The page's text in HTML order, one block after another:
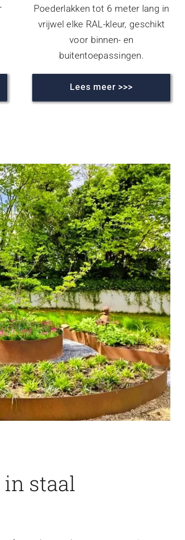
Poederlakken tot 6 meter lang in
vrijwel elke RAL-kleur, geschikt
voor binnen- en
buitentoepassingen.
Lees meer >>>
staal